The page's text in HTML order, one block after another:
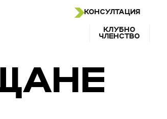
КОНСУЛТАЦИЯ
КЛУБНО
ЧЛЕНСТВО